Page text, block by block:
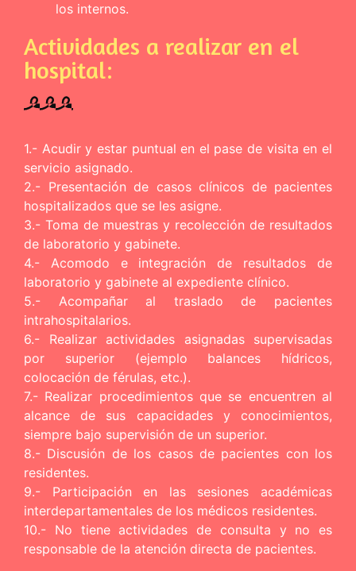
los internos.
Actividades a realizar en el
hospital:
1.- Acudir y estar puntual en el pase de visita en el
servicio asignado.
2.- Presentación de casos clínicos de pacientes
hospitalizados que se les asigne.
3.- Toma de muestras y recolección de resultados
de laboratorio y gabinete.
4.- Acomodo e integración de resultados de
laboratorio y gabinete al expediente clínico.
5.- Acompañar al traslado de pacientes
intrahospitalarios.
6.- Realizar actividades asignadas supervisadas
por superior (ejemplo balances hídricos,
colocación de férulas, etc.).
7.- Realizar procedimientos que se encuentren al
alcance de sus capacidades y conocimientos,
siempre bajo supervisión de un superior.
8.- Discusión de los casos de pacientes con los
residentes.
9.- Participación en las sesiones académicas
interdepartamentales de los médicos residentes.
10.- No tiene actividades de consulta y no es
responsable de la atención directa de pacientes.